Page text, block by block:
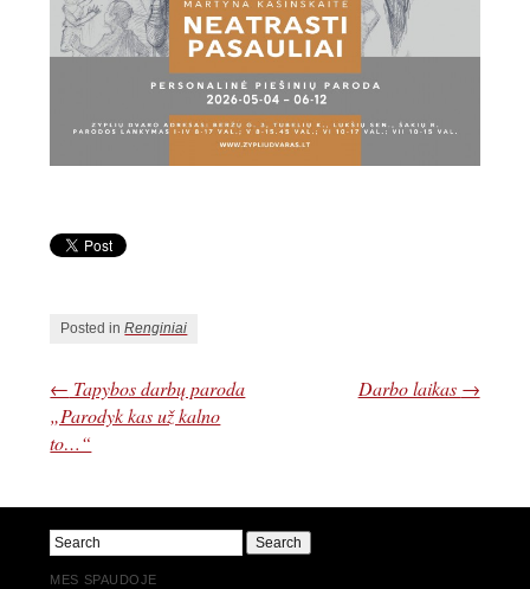
Posted inRenginiai
← Tapybos darbų paroda
„Parodyk kas už kalno
to…“
Darbo laikas →
MES SPAUDOJE